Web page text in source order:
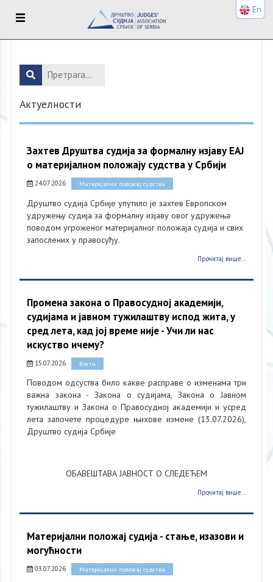
Актуелности
Захтев Друштва судија за формалну изјаву ЕАЈ
о материјалном положају судства у Србији
24.07.2026 Материјални положај судства
Друштво судија Србије упутило је захтев Европском
удружењу судија за формалну изјаву овог удружења
поводом угроженог материјалног положаја судија и свих
запослених у правосуђу.
Прочитај више...
Промена закона о Правосудној академији,
судијама и јавном тужилаштву испод жита, у
сред лета, кад јој време није - Учи ли нас
искуство ичему?
15.07.2026 Вести
Поводом одсуства било какве расправе о изменама три
важна закона - Закона о судијама, Закона о Јавном
тужилаштву и Закона о Правосудној академији и усред
лета започете процедуре њихове измене (13.07.2026),
Друштво судија Србије
ОБАВЕШТАВА ЈАВНОСТ О СЛЕДЕЋЕМ
Прочитај више...
Материјални положај судија - стање, изазови и
могућности
03.07.2026 Материјални положај судства
En